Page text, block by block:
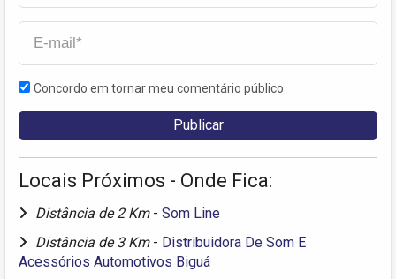
Concordo em tornar meu comentário público
Locais Próximos - Onde Fica:
Distância de 2 Km - Som Line
Distância de 3 Km - Distribuidora De Som E
Acessórios Automotivos Biguá